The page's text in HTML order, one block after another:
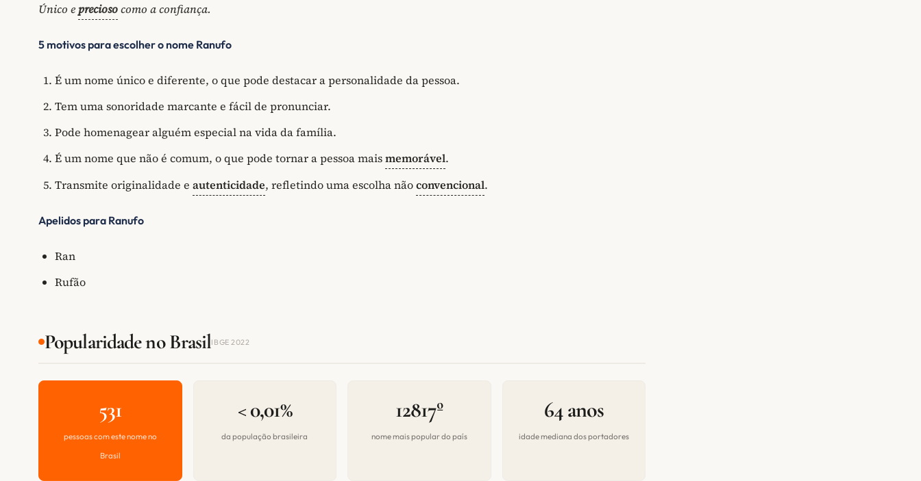
Único e preciosocomo a confiança.
5 motivos para escolher o nome Ranufo
É um nome único e diferente, o que pode destacar a personalidade da pessoa.
Tem uma sonoridade marcante e fácil de pronunciar.
Pode homenagear alguém especial na vida da família.
É um nome que não é comum, o que pode tornar a pessoa maismemorável.
Transmite originalidade e autenticidade, refletindo uma escolha nãoconvencional.
Apelidos para Ranufo
Ran
Rufão
Popularidade no BrasilIBGE 2022
531
pessoas com este nome no
Brasil
< 0,01%
da população brasileira
12817º
nome mais popular do país
64 anos
idade mediana dos portadores